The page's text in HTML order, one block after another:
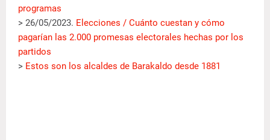
programas
> 26/05/2023. Elecciones / Cuánto cuestan y cómo
pagarían las 2.000 promesas electorales hechas por los
partidos
> Estos son los alcaldes de Barakaldo desde 1881